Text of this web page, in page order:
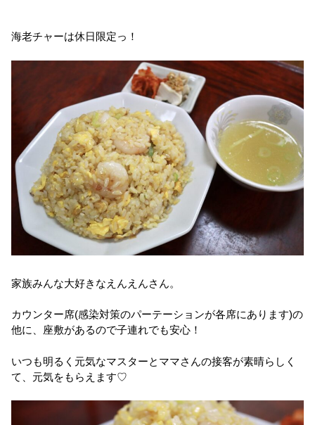
海老チャーは休日限定っ！
家族みんな大好きなえんえんさん。
カウンター席(感染対策のパーテーションが各席にあります)の
他に、座敷があるので子連れでも安心！
いつも明るく元気なマスターとママさんの接客が素晴らしく
て、元気をもらえます♡